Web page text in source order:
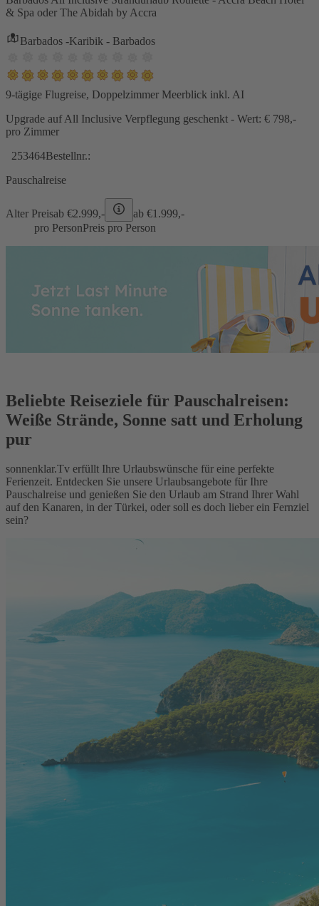
& Spa oder The Abidah by Accra
Barbados -Karibik - Barbados
9-tägige Flugreise, Doppelzimmer Meerblick inkl. AI
Upgrade auf All Inclusive Verpflegung geschenkt - Wert: € 798,-
pro Zimmer
253464Bestellnr.:
Pauschalreise
Alter Preisab €2.999,- ab €1.999,-
pro PersonPreis pro Person
Beliebte Reiseziele für Pauschalreisen:
Weiße Strände, Sonne satt und Erholung
pur
sonnenklar.Tv erfüllt Ihre Urlaubswünsche für eine perfekte
Ferienzeit. Entdecken Sie unsere Urlaubsangebote für Ihre
Pauschalreise und genießen Sie den Urlaub am Strand Ihrer Wahl
auf den Kanaren, in der Türkei, oder soll es doch lieber ein Fernziel
sein?